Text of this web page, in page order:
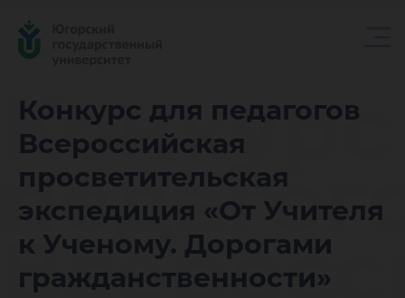
Конкурс для педагогов
Всероссийская
просветительская
экспедиция «От Учителя
к Ученому. Дорогами
гражданственности»